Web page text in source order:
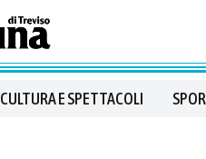
CULTURA E SPETTACOLI